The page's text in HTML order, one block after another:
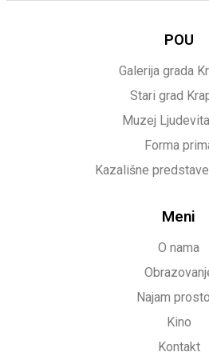
POU
Galerija grada
Stari grad
Muzej
Forma
Kazališne
Meni
O nama
Najam
Kino
Kontakt